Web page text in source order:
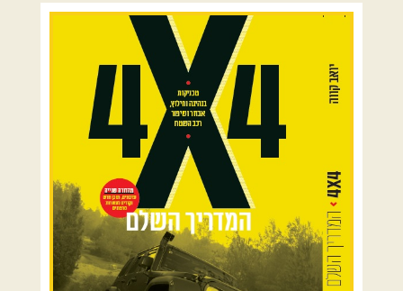
טיולים מודרכים בארץ
07.08.2026
- קיץ רטוב
רמת סירין ונחל תבור- שילוב מיוחד של
07-08.08.2026 שישי-שבת-
שישי לילה בבקעת צין ושבת
בעין עקב